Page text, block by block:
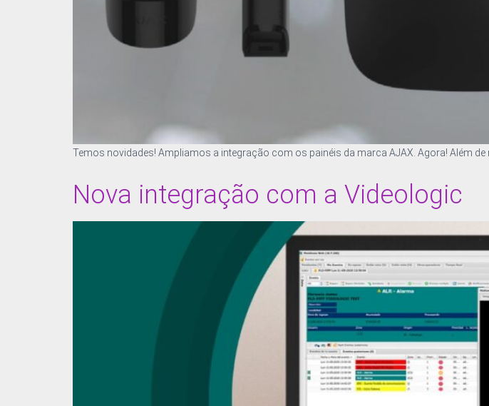
Temos novidades! Ampliamos a integração com os painéis da marca AJAX. Agora! Além
Nova integração com a Videologic